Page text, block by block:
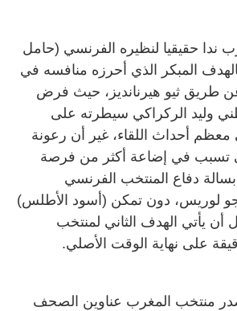
ندا حقيقيا لنظيره الفرنسي (حامل
بالهدف المبكر الذي أحرزه منافسه في
طريق ثيو هيرنانديز، حيث فرض
وليد الركراكي سيطرته على
أحداث اللقاء، غير أن رعونة
تسبب في إضاعة أكثر من فرصة
دفاع المنتخب الفرنسي
لوريس، دون تمكن (أسود الأطلس)
أن يأتي الهدف الثاني لمنتخب
منتخب المغرب عناوين الصحف